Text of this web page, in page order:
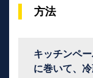
方法
キッチンペ
に巻いて、